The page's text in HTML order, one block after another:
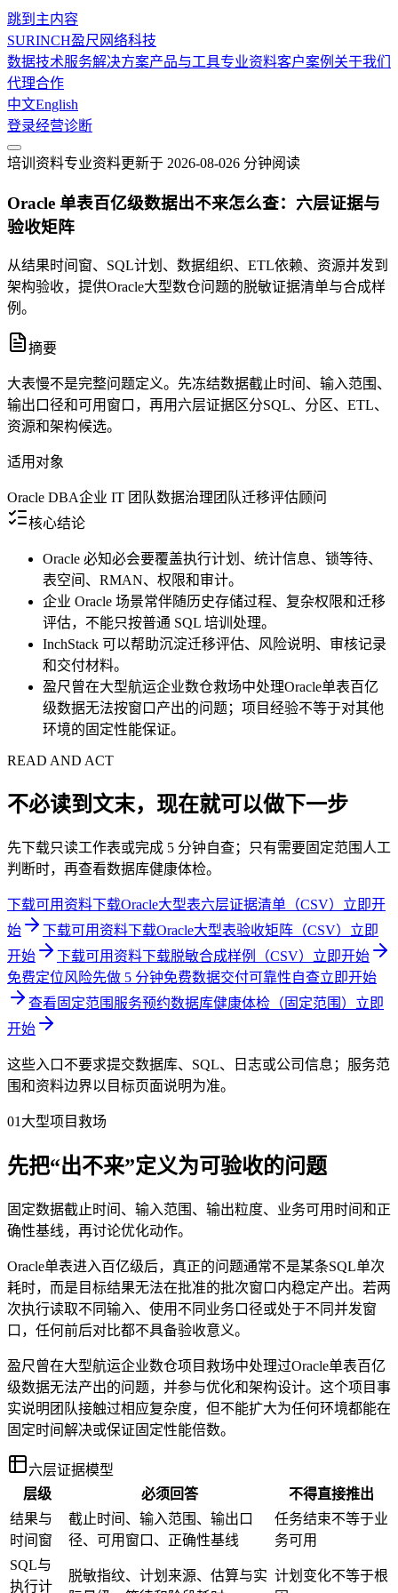
跳到主内容
SURINCH盈尺网络科技
数据技术服务解决方案产品与工具专业资料客户案例 关于我们
代理合作
中文English
登录经营诊断
培训资料专业资料更新于 2026-08-026 分钟阅读
Oracle 单表百亿级数据出不来怎么查：六层证据与
验收矩阵
从结果时间窗、SQL计划、数据组织、ETL依赖、资源并发到
架构验收，提供Oracle大型数仓问题的脱敏证据清单与合成样
例。
摘要
大表慢不是完整问题定义。先冻结数据截止时间、输入范围、
输出口径和可用窗口，再用六层证据区分SQL、分区、ETL、
资源和架构候选。
适用对象
Oracle DBA企业 IT 团队数据治理团队迁移评估顾问
核心结论
Oracle 必知必会要覆盖执行计划、统计信息、锁等待、
表空间、RMAN、权限和审计。
企业 Oracle 场景常伴随历史存储过程、复杂权限和迁移
评估，不能只按普通 SQL 培训处理。
InchStack 可以帮助沉淀迁移评估、风险说明、审核记录
和交付材料。
盈尺曾在大型航运企业数仓救场中处理Oracle单表百亿
级数据无法按窗口产出的问题；项目经验不等于对其他
环境的固定性能保证。
READ AND ACT
不必读到文末，现在就可以做下一步
先下载只读工作表或完成 5 分钟自查；只有需要固定范围人工
判断时，再查看数据库健康体检。
下载可用资料下载Oracle大型表六层证据清单（CSV） 立即开
始
下载可用资料下载Oracle大型表验收矩阵（CSV） 立即
开始
下载可用资料下载脱敏合成样例（CSV） 立即开始
免费定位风险先做 5 分钟免费数据交付可靠性自查立即开始
查看固定范围服务预约数据库健康体检（固定范围） 立即
开始
这些入口不要求提交数据库、SQL、日志或公司信息；服务范
围和资料边界以目标页面说明为准。
01 大型项目救场
先把“出不来”定义为可验收的问题
固定数据截止时间、输入范围、输出粒度、业务可用时间和正
确性基线，再讨论优化动作。
Oracle单表进入百亿级后，真正的问题通常不是某条SQL单次
耗时，而是目标结果无法在批准的批次窗口内稳定产出。若两
次执行读取不同输入、使用不同业务口径或处于不同并发窗
口，任何前后对比都不具备验收意义。
盈尺曾在大型航运企业数仓项目救场中处理过Oracle单表百亿
级数据无法产出的问题，并参与优化和架构设计。这个项目事
实说明团队接触过相应复杂度，但不能扩大为任何环境都能在
固定时间解决或保证固定性能倍数。
六层证据模型
层级
必须回答
不得直接推出
结果与
时间窗
截止时间、输入范围、输出口
径、可用窗口、正确性基线
任务结束不等于业
务可用
SQL与
执行计
脱敏指纹、计划来源、估算与实 计划变化不等于根